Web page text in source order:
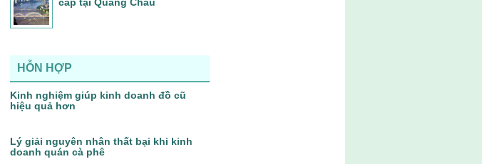
HỖN HỢP
Kinh nghiệm giúp kinh doanh đồ cũ
hiệu quả hơn
Lý giải nguyên nhân thất bại khi kinh
doanh quán cà phê